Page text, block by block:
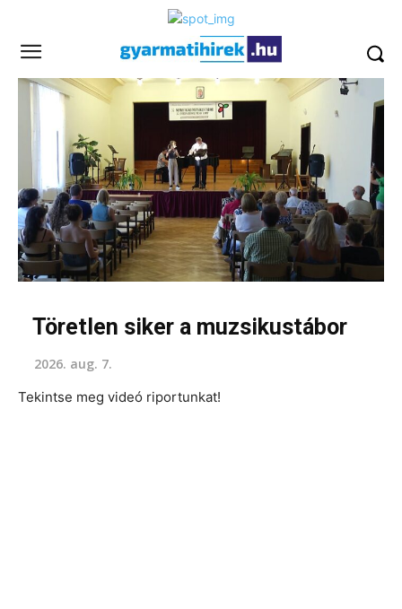
Töretlen siker a muzsikustábor
2026. aug. 7.
Tekintse meg videó riportunkat!